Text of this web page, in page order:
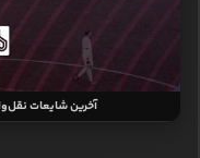
آخرین شایعات